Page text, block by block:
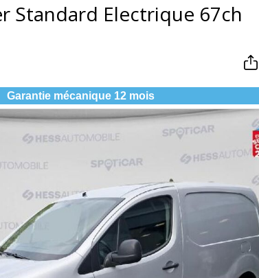
Standard Electrique 67ch
Garantie mécanique 12 mois